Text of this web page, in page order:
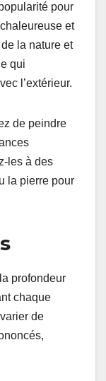
la
textures
des
de
pour
et
la nature et
qui
l’extérieur.
de peindre